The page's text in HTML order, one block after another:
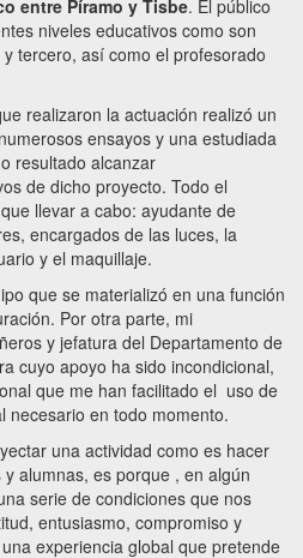
entre Píramo y Tisbe. El público
niveles educativos como son
tercero, así como el profesorado
realizaron la actuación realizó un
ensayos y una estudiada
resultado alcanzar
de dicho proyecto. Todo el
llevar a cabo: ayudante de
encargados de las luces, la
y el maquillaje.
que se materializó en una función
Por otra parte, mi
y jefatura del Departamento de
cuyo apoyo ha sido incondicional,
que me han facilitado el uso de
necesario en todo momento.
una actividad como es hacer
alumnas, es porque , en algún
serie de condiciones que nos
entusiasmo, compromiso y
experiencia global que pretende